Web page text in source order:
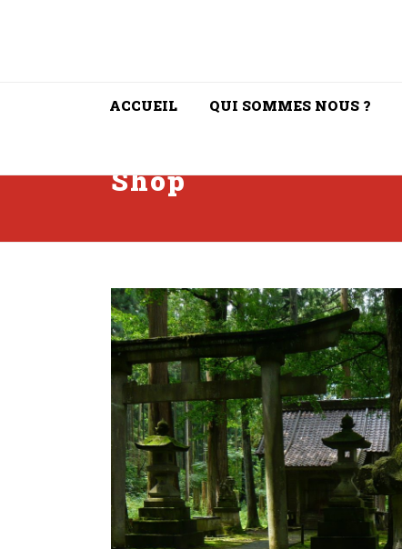
ACCUEIL QUI SOMMES NOUS ?
Shop